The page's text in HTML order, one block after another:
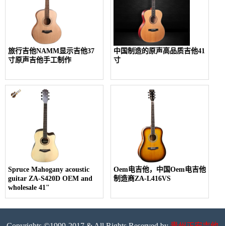
旅行吉他NAMM显示吉他37
寸原声吉他手工制作
中国制造的原声高品质吉他41
寸
Spruce Mahogany acoustic
guitar ZA-S420D OEM and
wholesale 41"
Oem电吉他，中国Oem电吉他
制造商ZA-L416VS